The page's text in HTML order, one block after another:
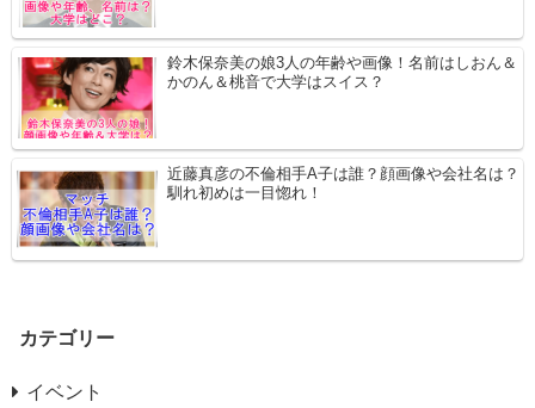
鈴木保奈美の娘3人の年齢や画像！名前はしおん＆
かのん＆桃音で大学はスイス？
近藤真彦の不倫相手A子は誰？顔画像や会社名は？
馴れ初めは一目惚れ！
カテゴリー
イベント